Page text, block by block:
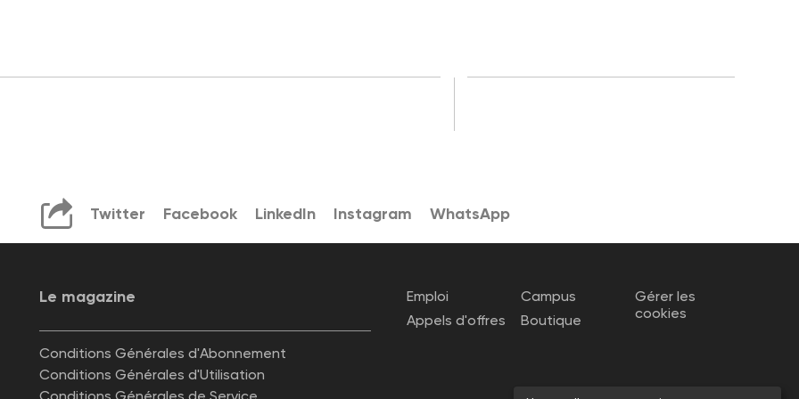
Twitter Facebook LinkedIn Instagram WhatsApp
Le magazine
Conditions Générales d'Abonnement
Conditions Générales d'Utilisation
Emploi
Appels d'offres
Campus
Boutique
Gérer les
cookies